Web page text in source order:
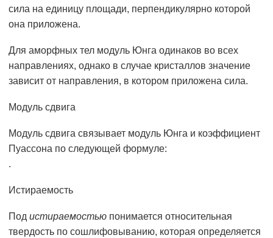
сила на единицу площади, перпендикулярно которой
она приложена.
Для аморфных тел модуль Юнга одинаков во всех
направлениях, однако в случае кристаллов значение
зависит от направления, в котором приложена сила.
Модуль сдвига
Модуль сдвига связывает модуль Юнга и коэффициент
Пуассона по следующей формуле:
.
Истираемость
Под истираемостью понимается относительная
твердость по сошлифовыванию, которая определяется